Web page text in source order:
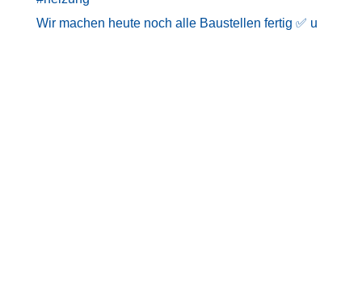
Wir machen heute noch alle Baustellen fertig ✅ u